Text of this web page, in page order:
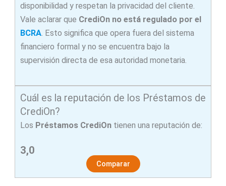
disponibilidad y respetan la privacidad del cliente.
Vale aclarar que CrediOn no está regulado por el
BCRA. Esto significa que opera fuera del sistema
financiero formal y no se encuentra bajo la
supervisión directa de esa autoridad monetaria.
Cuál es la reputación de los Préstamos de
CrediOn?
Los Préstamos CrediOntienen una reputación de:
3,0
Comparar